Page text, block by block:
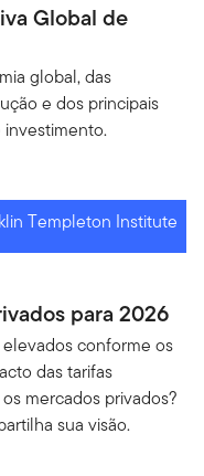
Global de
global, das
e dos principais
investimento.
para 2026
conforme os
das tarifas
mercados privados?
sua visão.